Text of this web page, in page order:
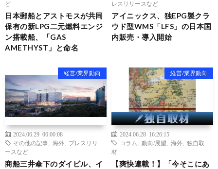
ど
日本郵船とアストモスが共同
保有の新LPG二元燃料エンジ
ン搭載船、「GAS
AMETHYST」と命名
レスリリースなど
アイニックス、独EPG製クラ
ウド型WMS「LFS」の日本国
内販売・導入開始
経営/業界動向
2024.06.29 06:00:08
その他の記事
海外
プレスリリ
ースなど
商船三井傘下のダイビル、イ
経営/業界動向
2024.06.28 16:26:15
コラム
動向/展望 海外
独自取
材
【爽快連載！】「今そこにあ